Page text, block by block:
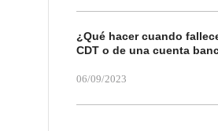
¿Qué hacer cuando
CDT o de una cuenta
06/09/2023